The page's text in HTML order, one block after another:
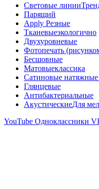
Световые линии
Парящий
Apply Резные
Тканевыеэкологично
Двухуровневые
Фотопечать
Бесшовные
Матовыеклассика
Сатиновые натяжные
Глянцевые
Антибактериальные
АкустическиеДля
YouTube Одноклассники